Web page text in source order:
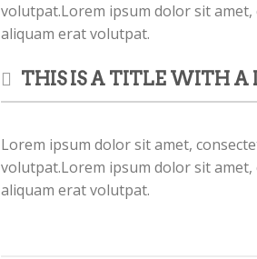
volutpat.Lorem ipsum dolor sit
aliquam erat volutpat.
THIS IS A TITLE WITH A
Lorem ipsum dolor sit amet,
volutpat.Lorem ipsum dolor sit
aliquam erat volutpat.